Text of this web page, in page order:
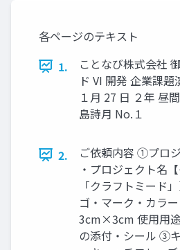
各ページのテキスト
1.
ことなび株式会社
ド VI 開発 企業課
１月 27 日 ２年 昼
島詩月 No.１
2.
ご依頼内容 ①プロ
・プロジェクト名
「クラフトミード
ゴ・マーク・カラ
3cm×3cm 使用用
の添付・シール ③